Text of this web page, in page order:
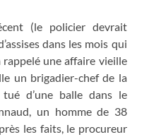
(le policier devrait
dans les mois qui
rappelé une affaire vieille
un brigadier-chef de la
d’une balle dans le
un homme de 38
les faits, le procureur